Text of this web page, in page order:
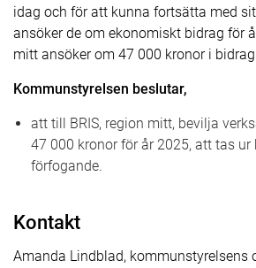
idag och för att kunna fortsätta med
ansöker de om ekonomiskt bidrag för
mitt ansöker om 47 000 kronor i
Kommunstyrelsen beslutar,
att till BRIS, region mitt, bevilja
47 000 kronor för år 2025, att tas
förfogande.
Kontakt
Amanda Lindblad, kommunstyrelsens